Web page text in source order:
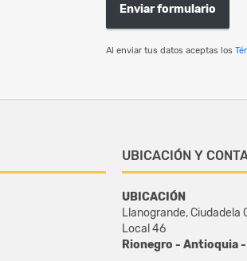
Enviar formulario
Al enviar tus datos aceptas los
UBICACIÓN Y
UBICACIÓN
Llanogrande, Ciudadela
Local 46
Rionegro - Antioquia